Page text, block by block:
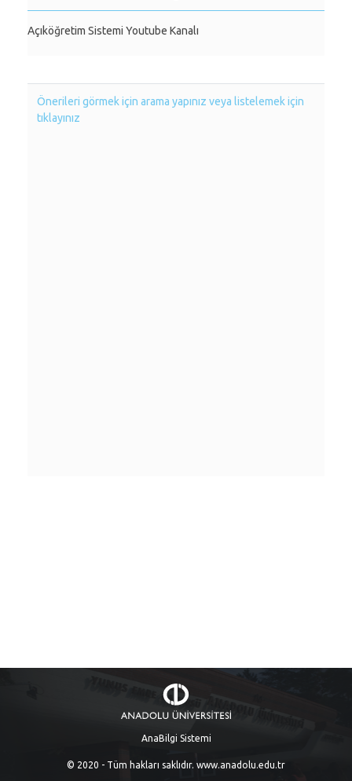
Açıköğretim Sistemi Youtube Kanalı
Önerileri görmek için arama yapınız veya listelemek için
tıklayınız
AnaBilgi Sistemi
© 2020 - Tüm hakları saklıdır. www.anadolu.edu.tr